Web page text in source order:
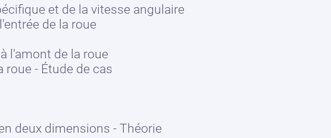
et de la vitesse angulaire
de la roue
l'amont de la roue
- Étude de cas
deux dimensions - Théorie